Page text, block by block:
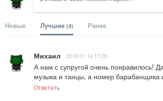
Новые Лучшие (4) Ранее
Михаил 2019.01.14 17:26
А нам с супругой очень понравилось!
музыка и танцы, а номер барабанщика
Ответить